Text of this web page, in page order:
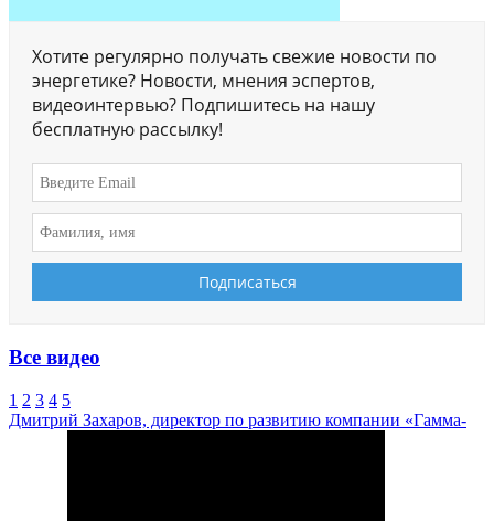
Хотите регулярно получать свежие новости по
энергетике? Новости, мнения эспертов,
видеоинтервью? Подпишитесь на нашу
бесплатную рассылку!
Все видео
1 2 3 4 5
Дмитрий Захаров, директор по развитию компании «Гамма-